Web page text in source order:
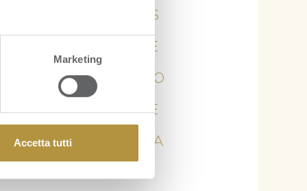
Marketing
Accetta tutti
ANANAS
ARANCE
AVOCADO
BANANE
CURCUMA